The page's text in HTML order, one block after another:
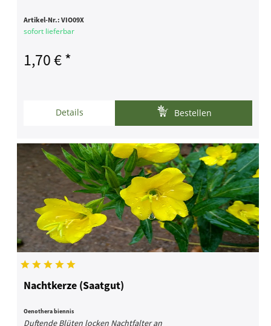
Artikel-Nr.:VIO09X
sofort lieferbar
1,70 € *
Details Bestellen
Nachtkerze (Saatgut)
Oenothera biennis
Duftende Blüten locken Nachtfalter an